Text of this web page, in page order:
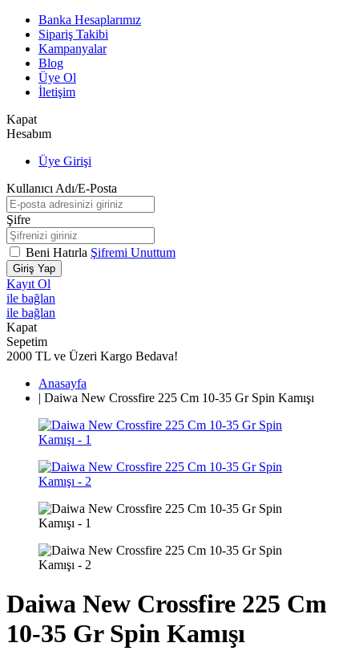
Banka Hesaplarımız
Sipariş Takibi
Kampanyalar
Blog
Üye Ol
İletişim
Kapat
Hesabım
Üye Girişi
Kullanıcı Adı/E-Posta
Şifre
Beni Hatırla Şifremi Unuttum
Giriş Yap
Kayıt Ol
ile bağlan
ile bağlan
Kapat
Sepetim
2000 TL ve Üzeri Kargo Bedava!
Anasayfa
| Daiwa New Crossfire 225 Cm 10-35 Gr Spin Kamışı
Daiwa New Crossfire 225 Cm
10-35 Gr Spin Kamışı